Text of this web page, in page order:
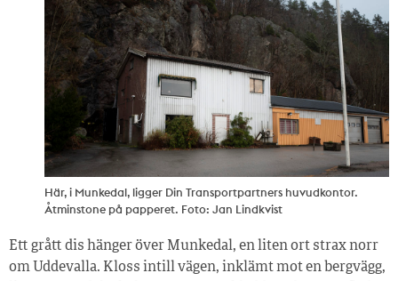
Här, i Munkedal, ligger Din Transportpartners huvudkontor.
Åtminstone på papperet. Foto: Jan Lindkvist
Ett grått dis hänger över Munkedal, en liten ort strax norr
om Uddevalla. Kloss intill vägen, inklämt mot en bergvägg,